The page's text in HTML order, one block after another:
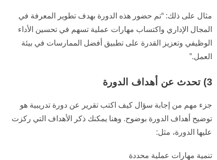
مثال على ذلك: “تم حضور هذه الدورة بهدف تطوير المعرفة في
المجال الإداري واكتساب مهارات عملية تسهم في تحسين الأداء
الوظيفي وتعزيز القدرة على تطبيق أفضل الممارسات في بيئة
العمل.”
3) تحدث عن أهداف الدورة
جزء مهم من إجابة سؤال كيف اكتب تقرير عن دورة تدريبية هو
توضيح أهداف الدورة بوضوح. وهنا يمكنك ذكر الأهداف التي ركزت
عليها الدورة، مثل:
تنمية مهارات عملية محددة